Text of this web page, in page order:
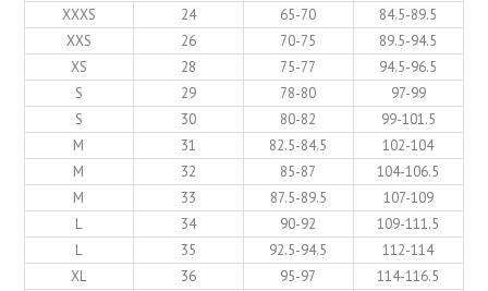
XXXS
24 65-70
84.5-89.5
XXS
26 70-75
89.5-94.5
XS
28 75-77
94.5-96.5
S
29 78-80
97-99
S
30 80-82
99-101.5
M
31 82.5-84.5
102-104
M
32 85-87
104-106.5
M
33 87.5-89.5
107-109
L
34 90-92
109-111.5
L
35 92.5-94.5
112-114
XL
36 95-97
114-116.5